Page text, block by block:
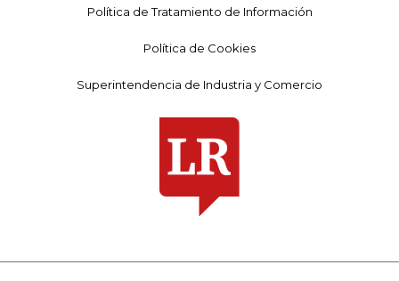
Política de Tratamiento de Información
Política de Cookies
Superintendencia de Industria y Comercio